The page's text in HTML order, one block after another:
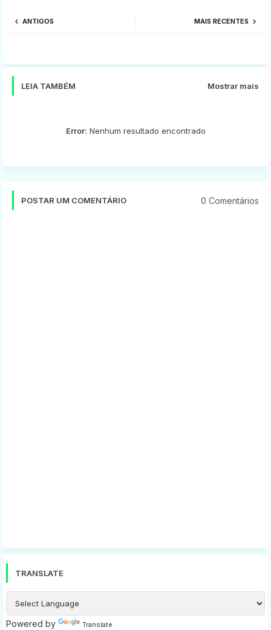
MAIS RECENTES
ANTIGOS
LEIA TAMBÉM Mostrar mais
Error: Nenhum resultado encontrado
POSTAR UM COMENTÁRIO 0 Comentários
TRANSLATE
Powered by Translate